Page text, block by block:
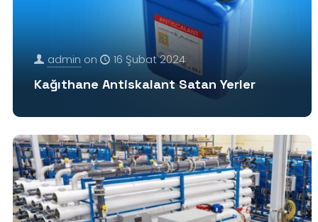
admin on 16 Şubat 2024
Kağıthane Antiskalant Satan Yerler